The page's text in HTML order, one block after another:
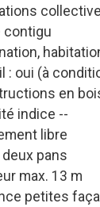
contigu
: oui (à
en
indice --
libre
deux pans
max. 13 m
petites